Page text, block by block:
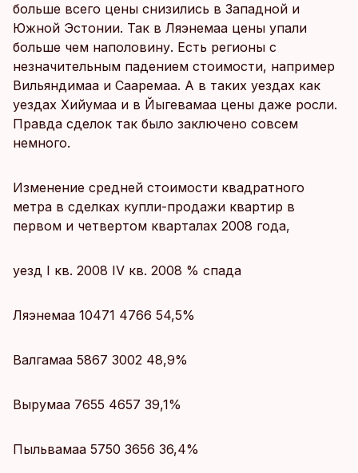
больше всего цены снизились в Западной и
Южной Эстонии. Так в Ляэнемаа цены упали
больше чем наполовину. Есть регионы с
незначительным падением стоимости, например
Вильяндимаа и Сааремаа. А в таких уездах как
уездах Хийумаа и в Йыгевамаа цены даже росли.
Правда сделок так было заключено совсем
немного.
Изменение средней стоимости квадратного
метра в сделках купли-продажи квартир в
первом и четвертом кварталах 2008 года,
уезд I кв. 2008 IV кв. 2008 % спада
Ляэнемаа 10471 4766 54,5%
Валгамаа 5867 3002 48,9%
Вырумаа 7655 4657 39,1%
Пыльвамаа 5750 3656 36,4%